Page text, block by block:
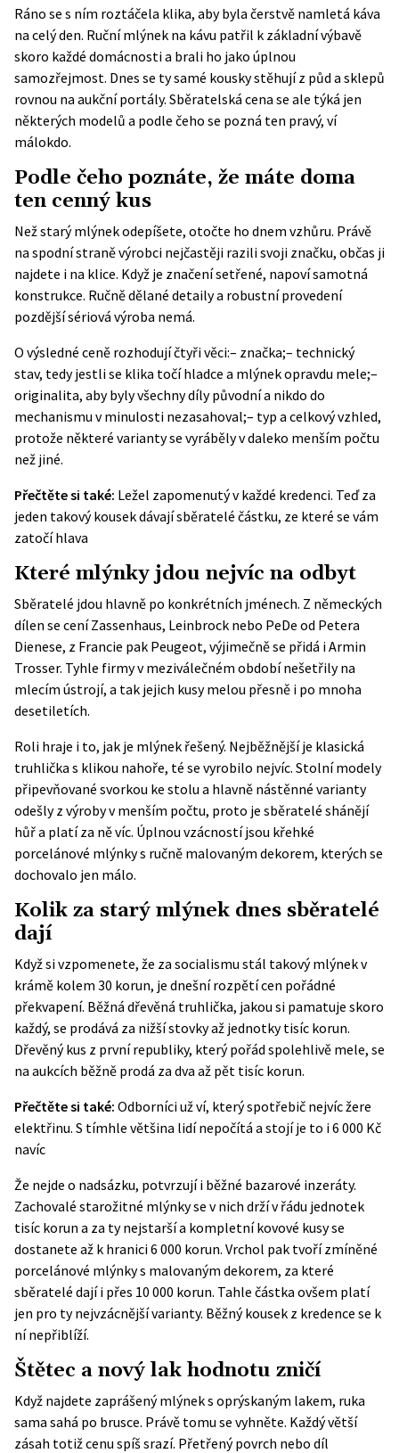
Ráno se s ním roztáčela klika, aby byla čerstvě namletá káva
na celý den. Ruční mlýnek na kávu patřil k základní výbavě
skoro každé domácnosti a brali ho jako úplnou
samozřejmost. Dnes se ty samé kousky stěhují z půd a sklepů
rovnou na aukční portály. Sběratelská cena se ale týká jen
některých modelů a podle čeho se pozná ten pravý, ví
málokdo.
Podle čeho poznáte, že máte doma
ten cenný kus
Než starý mlýnek odepíšete, otočte ho dnem vzhůru. Právě
na spodní straně výrobci nejčastěji razili svoji značku, občas ji
najdete i na klice. Když je značení setřené, napoví samotná
konstrukce. Ručně dělané detaily a robustní provedení
pozdější sériová výroba nemá.
O výsledné ceně rozhodují čtyři věci:– značka;– technický
stav, tedy jestli se klika točí hladce a mlýnek opravdu mele;–
originalita, aby byly všechny díly původní a nikdo do
mechanismu v minulosti nezasahoval;– typ a celkový vzhled,
protože některé varianty se vyráběly v daleko menším počtu
než jiné.
Přečtěte si také: Ležel zapomenutý v každé kredenci. Teď za
jeden takový kousek dávají sběratelé částku, ze které se vám
zatočí hlava
Které mlýnky jdou nejvíc na odbyt
Sběratelé jdou hlavně po konkrétních jménech. Z německých
dílen se cení Zassenhaus, Leinbrock nebo PeDe od Petera
Dienese, z Francie pak Peugeot, výjimečně se přidá i Armin
Trosser. Tyhle firmy v meziválečném období nešetřily na
mlecím ústrojí, a tak jejich kusy melou přesně i po mnoha
desetiletích.
Roli hraje i to, jak je mlýnek řešený. Nejběžnější je klasická
truhlička s klikou nahoře, té se vyrobilo nejvíc. Stolní modely
připevňované svorkou ke stolu a hlavně nástěnné varianty
odešly z výroby v menším počtu, proto je sběratelé shánějí
hůř a platí za ně víc. Úplnou vzácností jsou křehké
porcelánové mlýnky s ručně malovaným dekorem, kterých se
dochovalo jen málo.
Kolik za starý mlýnek dnes sběratelé
dají
Když si vzpomenete, že za socialismu stál takový mlýnek v
krámě kolem 30 korun, je dnešní rozpětí cen pořádné
překvapení. Běžná dřevěná truhlička, jakou si pamatuje skoro
každý, se prodává za nižší stovky až jednotky tisíc korun.
Dřevěný kus z první republiky, který pořád spolehlivě mele, se
na aukcích běžně prodá za dva až pět tisíc korun.
Přečtěte si také: Odborníci už ví, který spotřebič nejvíc žere
elektřinu. S tímhle většina lidí nepočítá a stojí je to i 6 000 Kč
navíc
Že nejde o nadsázku, potvrzují i běžné bazarové inzeráty.
Zachovalé starožitné mlýnky se v nich drží v řádu jednotek
tisíc korun a za ty nejstarší a kompletní kovové kusy se
dostanete až k hranici 6 000 korun. Vrchol pak tvoří zmíněné
porcelánové mlýnky s malovaným dekorem, za které
sběratelé dají i přes 10 000 korun. Tahle částka ovšem platí
jen pro ty nejvzácnější varianty. Běžný kousek z kredence se k
ní nepřiblíží.
Štětec a nový lak hodnotu zničí
Když najdete zaprášený mlýnek s oprýskaným lakem, ruka
sama sahá po brusce. Právě tomu se vyhněte. Každý větší
zásah totiž cenu spíš srazí. Přetřený povrch nebo díl